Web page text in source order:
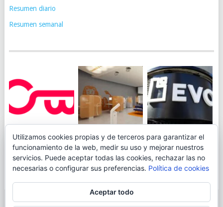
Resumen diario
Resumen semanal
JUEGA AL
CANICÓDROMO
DIGITAL DE
OPENBANK
ING TOCA SUELO EN
LA RENTABILIDAD
DE SU CUENTA
NARANJA: 0,01% TAE
EVO BANK
PERMITIRÁ
INGRESAR DINERO
DESDE LAS OFICINAS
Utilizamos cookies propias y de terceros para garantizar el
funcionamiento de la web, medir su uso y mejorar nuestros
servicios. Puede aceptar todas las cookies, rechazar las no
necesarias o configurar sus preferencias. Política de cookies
Aceptar todo